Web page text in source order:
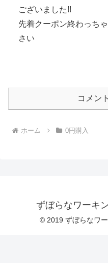
ございました!!
先着クーポン終わっち
さい
コメン
ホーム 0円購入
ずぼらなワーキ
© 2019 ずぼらなワ